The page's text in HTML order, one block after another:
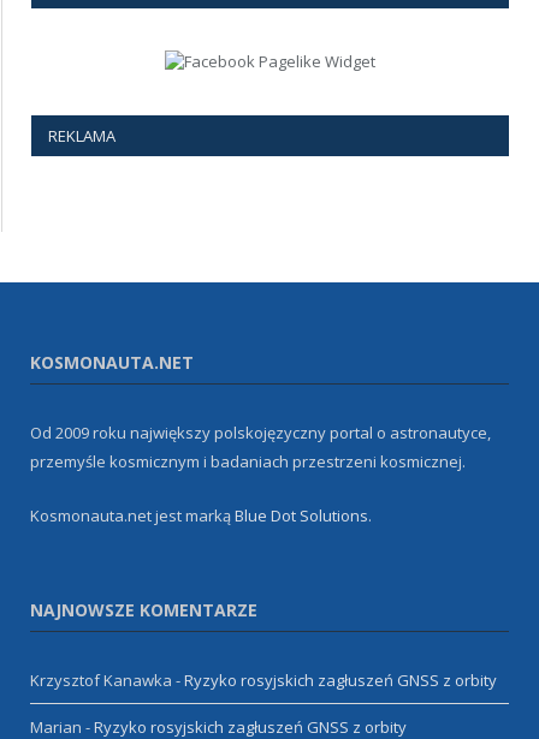
REKLAMA
KOSMONAUTA.NET
Od 2009 roku największy polskojęzyczny portal o astronautyce,
przemyśle kosmicznym i badaniach przestrzeni kosmicznej.
Kosmonauta.net jest markąBlue Dot Solutions.
NAJNOWSZE KOMENTARZE
Krzysztof Kanawka -Ryzyko rosyjskich zagłuszeń GNSS z orbity
Marian -Ryzyko rosyjskich zagłuszeń GNSS z orbity